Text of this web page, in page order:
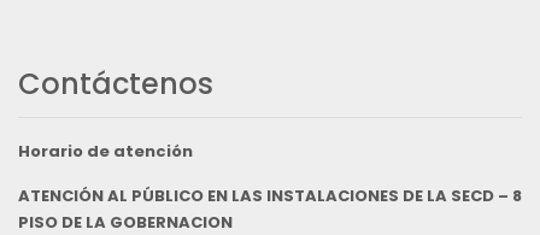
Contáctenos
Horario de atención
ATENCIÓN AL PÚBLICO EN LAS INSTALACIONES DE LA SECD – 8
PISO DE LA GOBERNACION